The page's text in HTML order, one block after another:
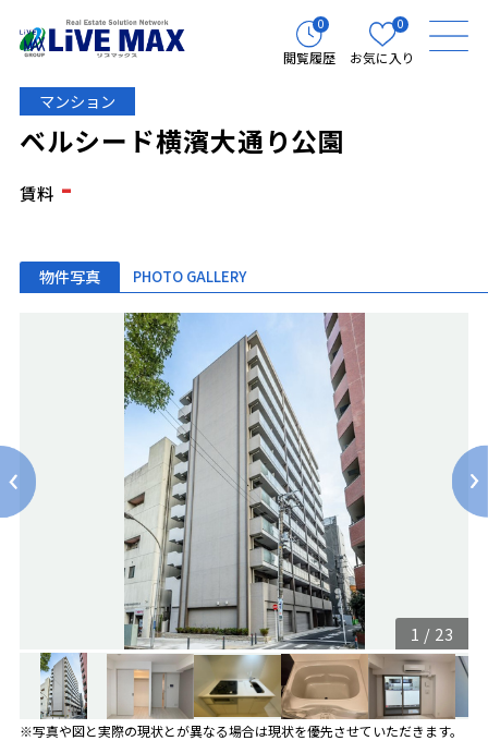
0
閲覧履歴
0
お気に入り
マンション
ベルシード横濱大通り公園
賃料 -
物件写真 PHOTO GALLERY
1 / 23
※写真や図と実際の現状とが異なる場合は現状を優先させていただきます。